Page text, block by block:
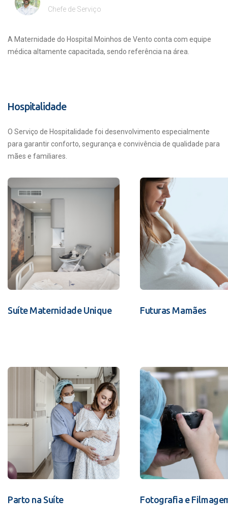
Chefe de Serviço
A Maternidade do Hospital Moinhos de Vento conta com equipe
médica altamente capacitada, sendo referência na área.
Hospitalidade
O Serviço de Hospitalidade foi desenvolvimento especialmente
para garantir conforto, segurança e convivência de qualidade para
mães e familiares.
Suíte Maternidade Unique Futuras Mamães
Parto na Suíte Fotografia e